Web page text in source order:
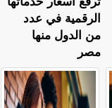
الرقمية في عدد
من الدول منها
مصر